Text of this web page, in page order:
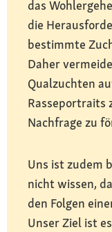
das
die
bestimmte
Daher
Qualzuchten
Rasseportraits
Nachfrage zu
Uns ist zudem
nicht wissen,
den Folgen
Unser Ziel ist